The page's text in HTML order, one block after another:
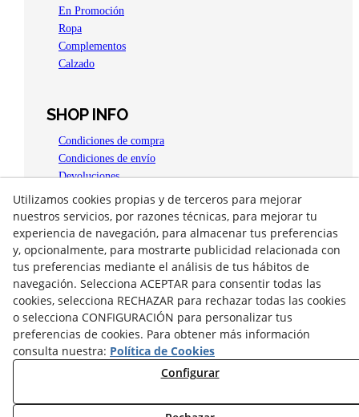
En Promoción
Ropa
Complementos
Calzado
SHOP INFO
Condiciones de compra
Condiciones de envío
Devoluciones
Aviso legal
Política de privacidad
Política de Cookies
OPEN 4 YOU
Plaça del Carme, 15
25300 Tàrrega(Lleida)España
973 310 556
info@daic-moda.com
Utilizamos cookies propias y de terceros para mejorar
nuestros servicios, por razones técnicas, para mejorar tu
experiencia de navegación, para almacenar tus preferencias
y, opcionalmente, para mostrarte publicidad relacionada con
tus preferencias mediante el análisis de tus hábitos de
navegación. Selecciona ACEPTAR para consentir todas las
cookies, selecciona RECHAZAR para rechazar todas las cookies
o selecciona CONFIGURACIÓN para personalizar tus
preferencias de cookies. Para obtener más información
consulta nuestra: Política de Cookies
Configurar